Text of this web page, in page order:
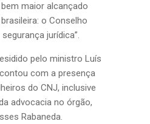
maior alcançado
o Conselho
jurídica”.
pelo ministro Luís
com a presença
do CNJ, inclusive
advocacia no órgão,
Rabaneda.